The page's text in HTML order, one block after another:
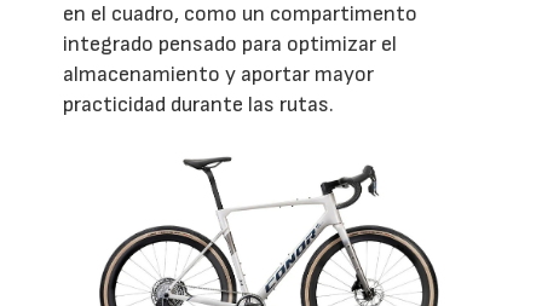
en el cuadro, como un compartimento
integrado pensado para optimizar el
almacenamiento y aportar mayor
practicidad durante las rutas.